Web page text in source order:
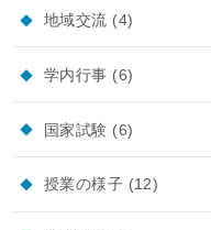
地域交流 (4)
学内行事 (6)
国家試験 (6)
授業の様子 (12)